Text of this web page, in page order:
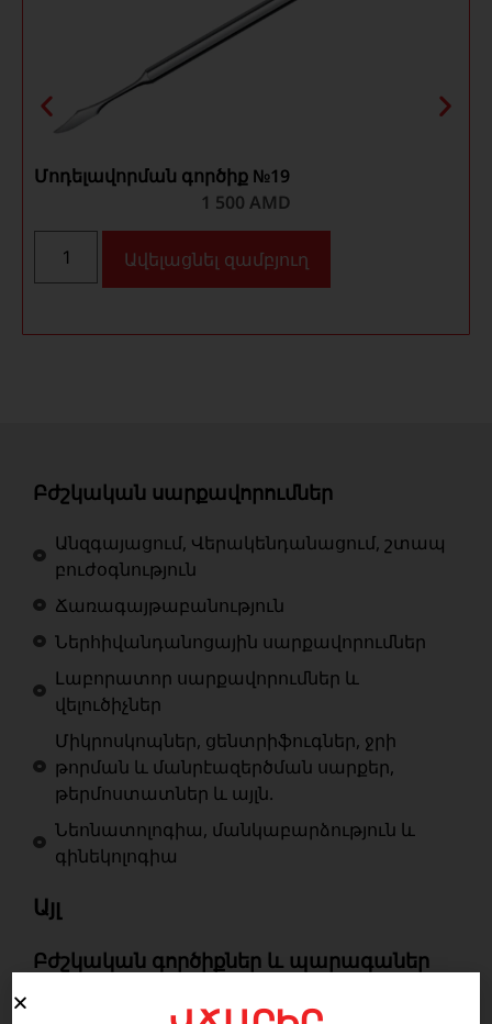
Մոդելավորման գործիք №19
1 500 AMD
Ավելացնել զամբյուղ
Բժշկական սարքավորումներ
Անզգայացում, Վերակենդանացում, շտապ
բուժօգնություն
Ճառագայթաբանություն
Ներհիվանդանոցային սարքավորումներ
Լաբորատոր սարքավորումներ և
վելուծիչներ
Միկրոսկոպներ, ցենտրիֆուգներ, ջրի
թորման և մանրէազերծման սարքեր,
թերմոստատներ և այլն.
Նեոնատոլոգիա, մանկաբարձություն և
գինեկոլոգիա
Այլ
Բժշկական գործիքներ և պարագաներ
Գործիքներ և պարագաներ բժշկական